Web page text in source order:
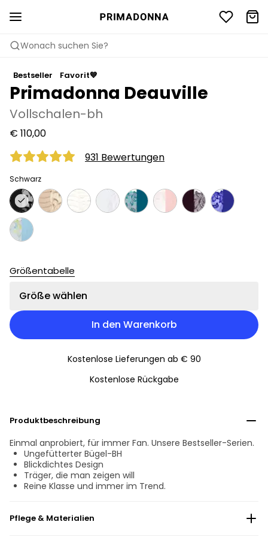
Wonach suchen Sie?
Bestseller Favorit💙
Primadonna Deauville
Vollschalen-bh
€ 110,00
931 Bewertungen
Schwarz
Größentabelle
Größe wählen
In den Warenkorb
Kostenlose Lieferungen ab € 90
Kostenlose Rückgabe
Produktbeschreibung
Einmal anprobiert, für immer Fan. Unsere Bestseller-Serien.
Ungefütterter Bügel-BH
Blickdichtes Design
Träger, die man zeigen will
Reine Klasse und immer im Trend.
Pflege & Materialien